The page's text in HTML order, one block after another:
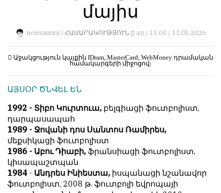
материалы
для
независимо
мыслящих.
Сайт
обновляется
с
քիթը
չի
խոթում
նյութերի
մեջ,
կրճատում
և
մտքերի
խմբագրում
չի
կատարում։
Խմբագրության
մայիս
newsarmru / ՀԱՍԱՐԱԿՈՒԹՅՈՒՆ 48 / 11:00 / 11.05.2026
Աջակցություն կայքին IDram, MasterCard, WebMoney դրամական
համակարգերի միջոցով։
ԱՅՍՕՐ ԾՆՎԵԼ ԵՆ
1992 - Տիբո Կուրտուա, բելգիացի ֆուտբոլիստ,
դարպասապահ
1989 - Ջովանի դոս Սանտոս Ռամիրես,
մեքսիկացի ֆուտբոլիստ
1986 - Աբու Դիաբի, ֆրանսիացի ֆուտբոլիստ,
կիսապաշտպան
1984 - Անդրես Ինիեստա, իսպանացի նշանավոր
ֆուտբոլիստ, 2008 թ. ֆուտբոլի եվրոպայի